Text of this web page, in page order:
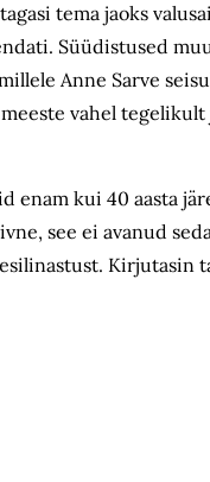
tema jaoks
Süüdistused
Anne Sarve
vahel tegelikult
kui 40 aasta
see ei avanud
Kirjutasin